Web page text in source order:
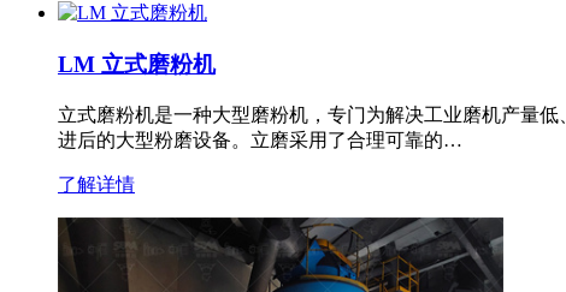
LM 立式磨粉机
立式磨粉机是一种大型磨粉机，专门为解决工业磨机产量
进后的大型粉磨设备。立磨采用了合理可靠的…
了解详情